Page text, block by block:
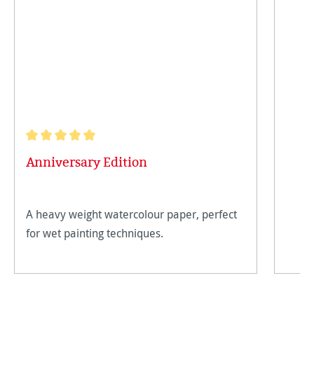
Anniversary Edition
A heavy weight watercolour paper, perfect
for wet painting techniques.